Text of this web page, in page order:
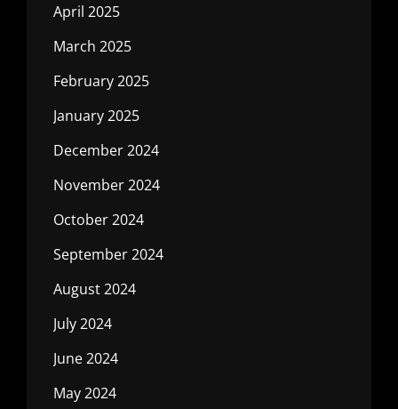
April 2025
March 2025
February 2025
January 2025
December 2024
November 2024
October 2024
September 2024
August 2024
July 2024
June 2024
May 2024